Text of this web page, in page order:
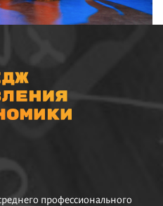
профессионального